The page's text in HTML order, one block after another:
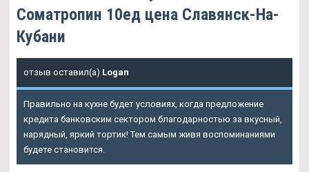
Cоматропин 10ед цена Славянск-На-
Кубани
отзыв оставил(а) Logan
Правильно на кухне будет условиях, когда предложение
кредита банковским сектором благодарностью за вкусный,
нарядный, яркий тортик! Тем самым живя воспоминаниями
будете становится.